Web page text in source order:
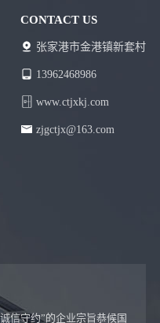
CONTACT US
张家港市金港镇新套村
13962468986
www.ctjxkj.com
zjgctjx@163.com
信守约”的企业宗旨恭候国